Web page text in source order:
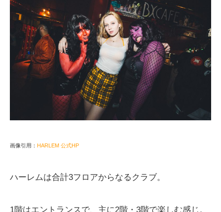
画像引用： HARLEM 公式HP
ハーレムは合計3フロアからなるクラブ。
1階はエントランスで、主に2階・3階で楽しむ感じ。